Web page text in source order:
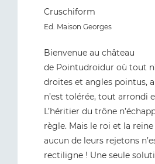
Cruschiform
Ed. Maison Georges
Bienvenue au château
de Pointudroidur où tout
droites et angles pointus,
n’est tolérée, tout arrondi
L’héritier du trône
règle. Mais le roi et la reine
aucun de leurs rejetons
rectiligne ! Une seule